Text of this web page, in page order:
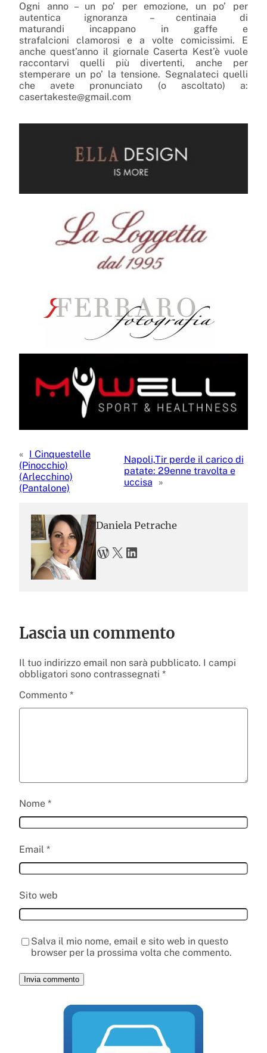
Ogni anno – un po’ per emozione, un po’ per
autentica ignoranza – centinaia di
maturandi incappano in gaffe e
strafalcioni clamorosi e a volte comicissimi. E
anche quest’anno il giornale Caserta Kest’è vuole
raccontarvi quelli più divertenti, anche per
stemperare un po’ la tensione. Segnalateci quelli
che avete pronunciato (o ascoltato) a:
casertakeste@gmail.com
« I Cinquestelle
(Pinocchio)
(Arlecchino)
(Pantalone)
Napoli,Tir perde il carico di
patate: 29enne travolta e
uccisa
»
Daniela Petrache
WordPress X LinkedIn
Lascia un commento
Il tuo indirizzo email non sarà pubblicato. I campi
obbligatori sono contrassegnati *
Commento *
Nome *
Email *
Sito web
Salva il mio nome, email e sito web in questo
browser per la prossima volta che commento.